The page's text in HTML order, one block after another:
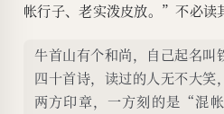
帐行子、老实泼皮放。”不必读
牛首山有个和尚，自己起名叫
四十首诗，读过的人无不大笑
两方印章，一方刻的是“混